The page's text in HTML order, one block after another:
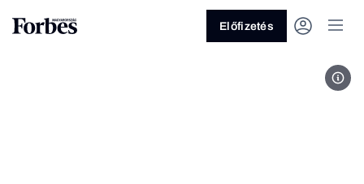
Előfizetés